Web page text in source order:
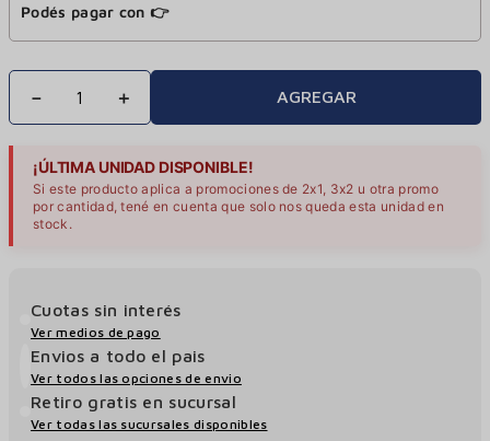
Podés pagar con 👉
＋
－ AGREGAR
¡ÚLTIMA UNIDAD DISPONIBLE!
Si este producto aplica a promociones de 2x1, 3x2 u otra promo
por cantidad, tené en cuenta que solo nos queda esta unidad en
stock.
Cuotas sin interés
Ver medios de pago
Envios a todo el pais
Ver todos las opciones de envio
Retiro gratis en sucursal
Ver todas las sucursales disponibles